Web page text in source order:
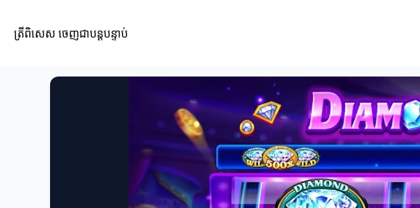
ត្រីពិសេស ចេញជាបន្តបន្ទាប់